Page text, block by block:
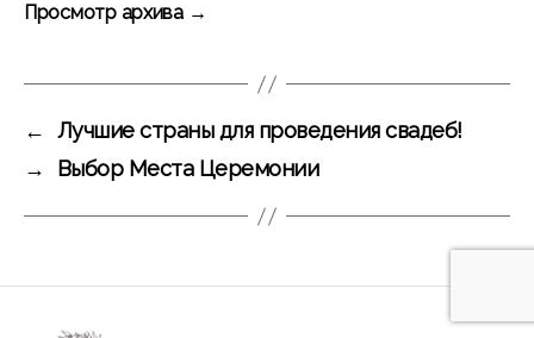
Просмотр архива →
←
Лучшие страны для проведения свадеб!
→
Выбор Места Церемонии